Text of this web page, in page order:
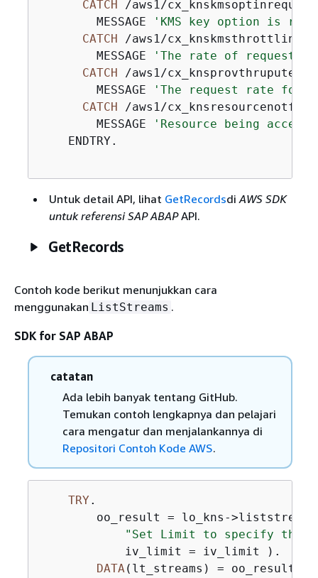
CATCH /aws1/
        MESSAGE
'KMS key option is
CATCH /aws1/
        MESSAGE
'The rate of requests
CATCH /aws1/
        MESSAGE
'The request rate for
CATCH /aws1/
        MESSAGE
'Resource being
    ENDTRY.
Untuk detail API, lihat GetRecordsdiAWS SDK
untuk referensi SAP ABAPAPI.
GetRecords
Contoh kode berikut menunjukkan cara
menggunakan ListStreams .
SDK for SAP ABAP
catatan
Ada lebih banyak tentang GitHub.
Temukan contoh lengkapnya dan pelajari
cara mengatur dan menjalankannya di
Repositori Contoh Kode AWS.
TRY .
oo_result = lo_kns-
"Set Limit to specify that a
            iv_limit = iv_limit ).
DATA(lt_streams) = oo_result-